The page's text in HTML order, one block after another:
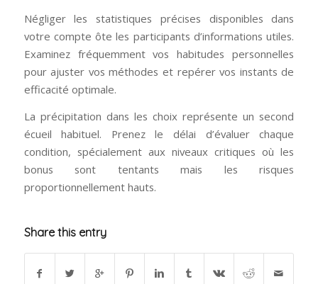
Négliger les statistiques précises disponibles dans
votre compte ôte les participants d’informations utiles.
Examinez fréquemment vos habitudes personnelles
pour ajuster vos méthodes et repérer vos instants de
efficacité optimale.
La précipitation dans les choix représente un second
écueil habituel. Prenez le délai d’évaluer chaque
condition, spécialement aux niveaux critiques où les
bonus sont tentants mais les risques
proportionnellement hauts.
Share this entry